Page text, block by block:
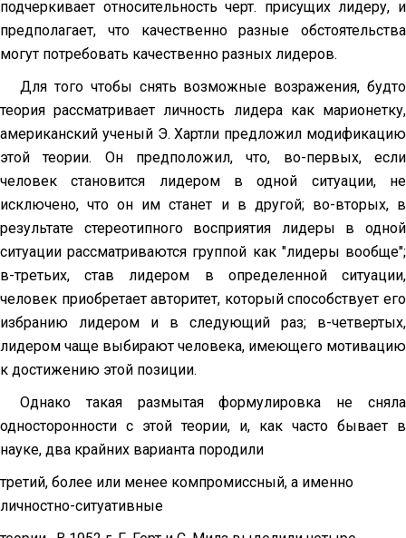
подчеркивает относительность черт. присущих лидеру, и
предполагает, что качественно разные обстоятельства
могут потребовать качественно разных лидеров.
Для того чтобы снять возможные возражения, будто
теория рассматривает личность лидера как марионетку,
американский ученый Э. Хартли предложил модификацию
этой теории. Он предположил, что, во-первых, если
человек становится лидером в одной ситуации, не
исключено, что он им станет и в другой; во-вторых, в
результате стереотипного восприятия лидеры в одной
ситуации рассматриваются группой как "лидеры вообще";
в-третьих, став лидером в определенной ситуации,
человек приобретает авторитет, который способствует его
избранию лидером и в следующий раз; в-четвертых,
лидером чаще выбирают человека, имеющего мотивацию
к достижению этой позиции.
Однако такая размытая формулировка не сняла
односторонности с этой теории, и, как часто бывает в
науке, два крайних варианта породили
третий, более или менее компромиссный, а именно
личностно-ситуативные